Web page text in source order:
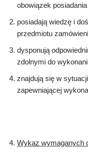
obowiązek
posiadają wiedzę i
przedmiotu
dysponują
zdolnymi do
znajdują się w
zapewniającej
Wykaz wymaganych